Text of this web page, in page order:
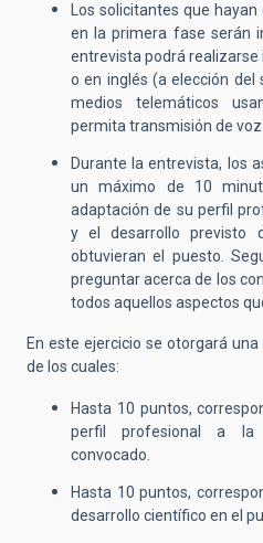
Los solicitantes que
en la primera fase serán
entrevista podrá
o en inglés (a elección
medios telemáticos
permita transmisión de
Durante la entrevista, los
un máximo de 10
adaptación de su perfil
y el desarrollo previsto
obtuvieran el puesto.
preguntar acerca de los
todos aquellos aspectos
En este ejercicio se otorgará
de los cuales:
Hasta 10 puntos,
perfil profesional a la
convocado.
Hasta 10 puntos,
desarrollo científico en el